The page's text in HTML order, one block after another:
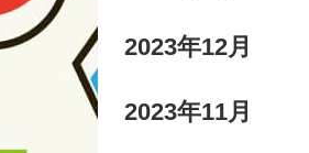
2023年12月
2023年11月